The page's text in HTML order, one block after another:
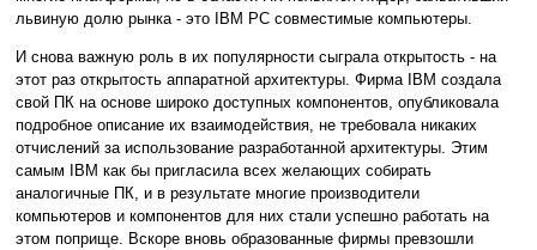
львиную долю рынка - это IBM PC совместимые компьютеры.
И снова важную роль в их популярности сыграла открытость - на
этот раз открытость аппаратной архитектуры. Фирма IBM создала
свой ПК на основе широко доступных компонентов, опубликовала
подробное описание их взаимодействия, не требовала никаких
отчислений за использование разработанной архитектуры. Этим
самым IBM как бы пригласила всех желающих собирать
аналогичные ПК, и в результате многие производители
компьютеров и компонентов для них стали успешно работать на
этом поприще. Вскоре вновь образованные фирмы превзошли